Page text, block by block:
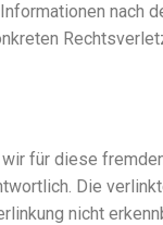
nach
für diese
Die
nicht